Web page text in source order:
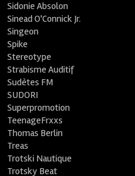
Sidonie Absolon
Sinead O'Connick Jr.
Singeon
Spike
Stereotype
Strabisme Auditif
Sudètes FM
SUDORI
Superpromotion
TeenageFrxxs
Thomas Berlin
Treas
Trotski Nautique
Trotsky Beat